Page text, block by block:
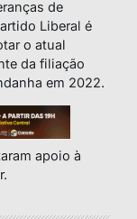
de
Liberal é
o atual
da filiação
em 2022.
apoio à